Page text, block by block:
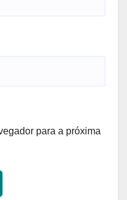
para a próxima